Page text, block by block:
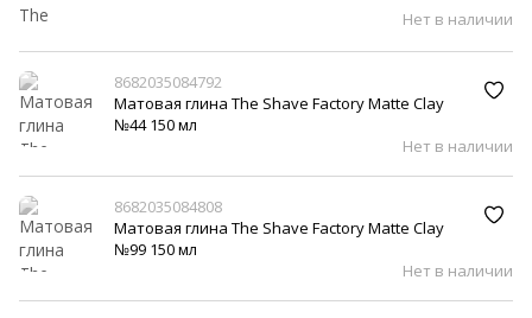
Нет в наличии
8682035084792
Матовая глина The Shave Factory Matte Clay
№44 150 мл
Нет в наличии
8682035084808
Матовая глина The Shave Factory Matte Clay
№99 150 мл
Нет в наличии